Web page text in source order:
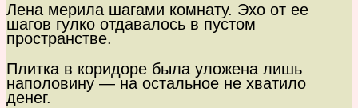
Лена мерила шагами комнату. Эхо от ее
шагов гулко отдавалось в пустом
пространстве.
Плитка в коридоре была уложена лишь
наполовину — на остальное не хватило
денег.